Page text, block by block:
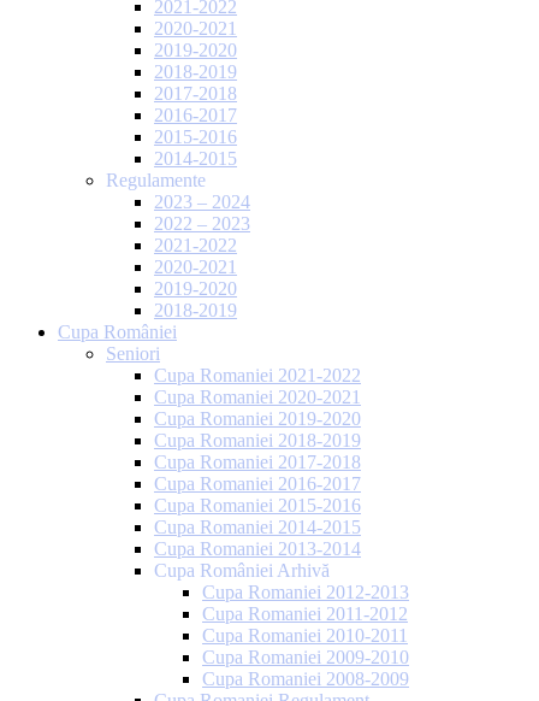
2021-2022
2020-2021
2019-2020
2018-2019
2017-2018
2016-2017
2015-2016
2014-2015
Regulamente
2023 – 2024
2022 – 2023
2021-2022
2020-2021
2019-2020
2018-2019
Cupa României
Seniori
Cupa Romaniei 2021-2022
Cupa Romaniei 2020-2021
Cupa Romaniei 2019-2020
Cupa Romaniei 2018-2019
Cupa Romaniei 2017-2018
Cupa Romaniei 2016-2017
Cupa Romaniei 2015-2016
Cupa Romaniei 2014-2015
Cupa Romaniei 2013-2014
Cupa României Arhivă
Cupa Romaniei 2012-2013
Cupa Romaniei 2011-2012
Cupa Romaniei 2010-2011
Cupa Romaniei 2009-2010
Cupa Romaniei 2008-2009